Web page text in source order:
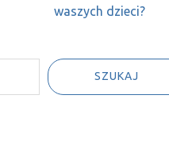
waszych dzieci?
SZUKAJ